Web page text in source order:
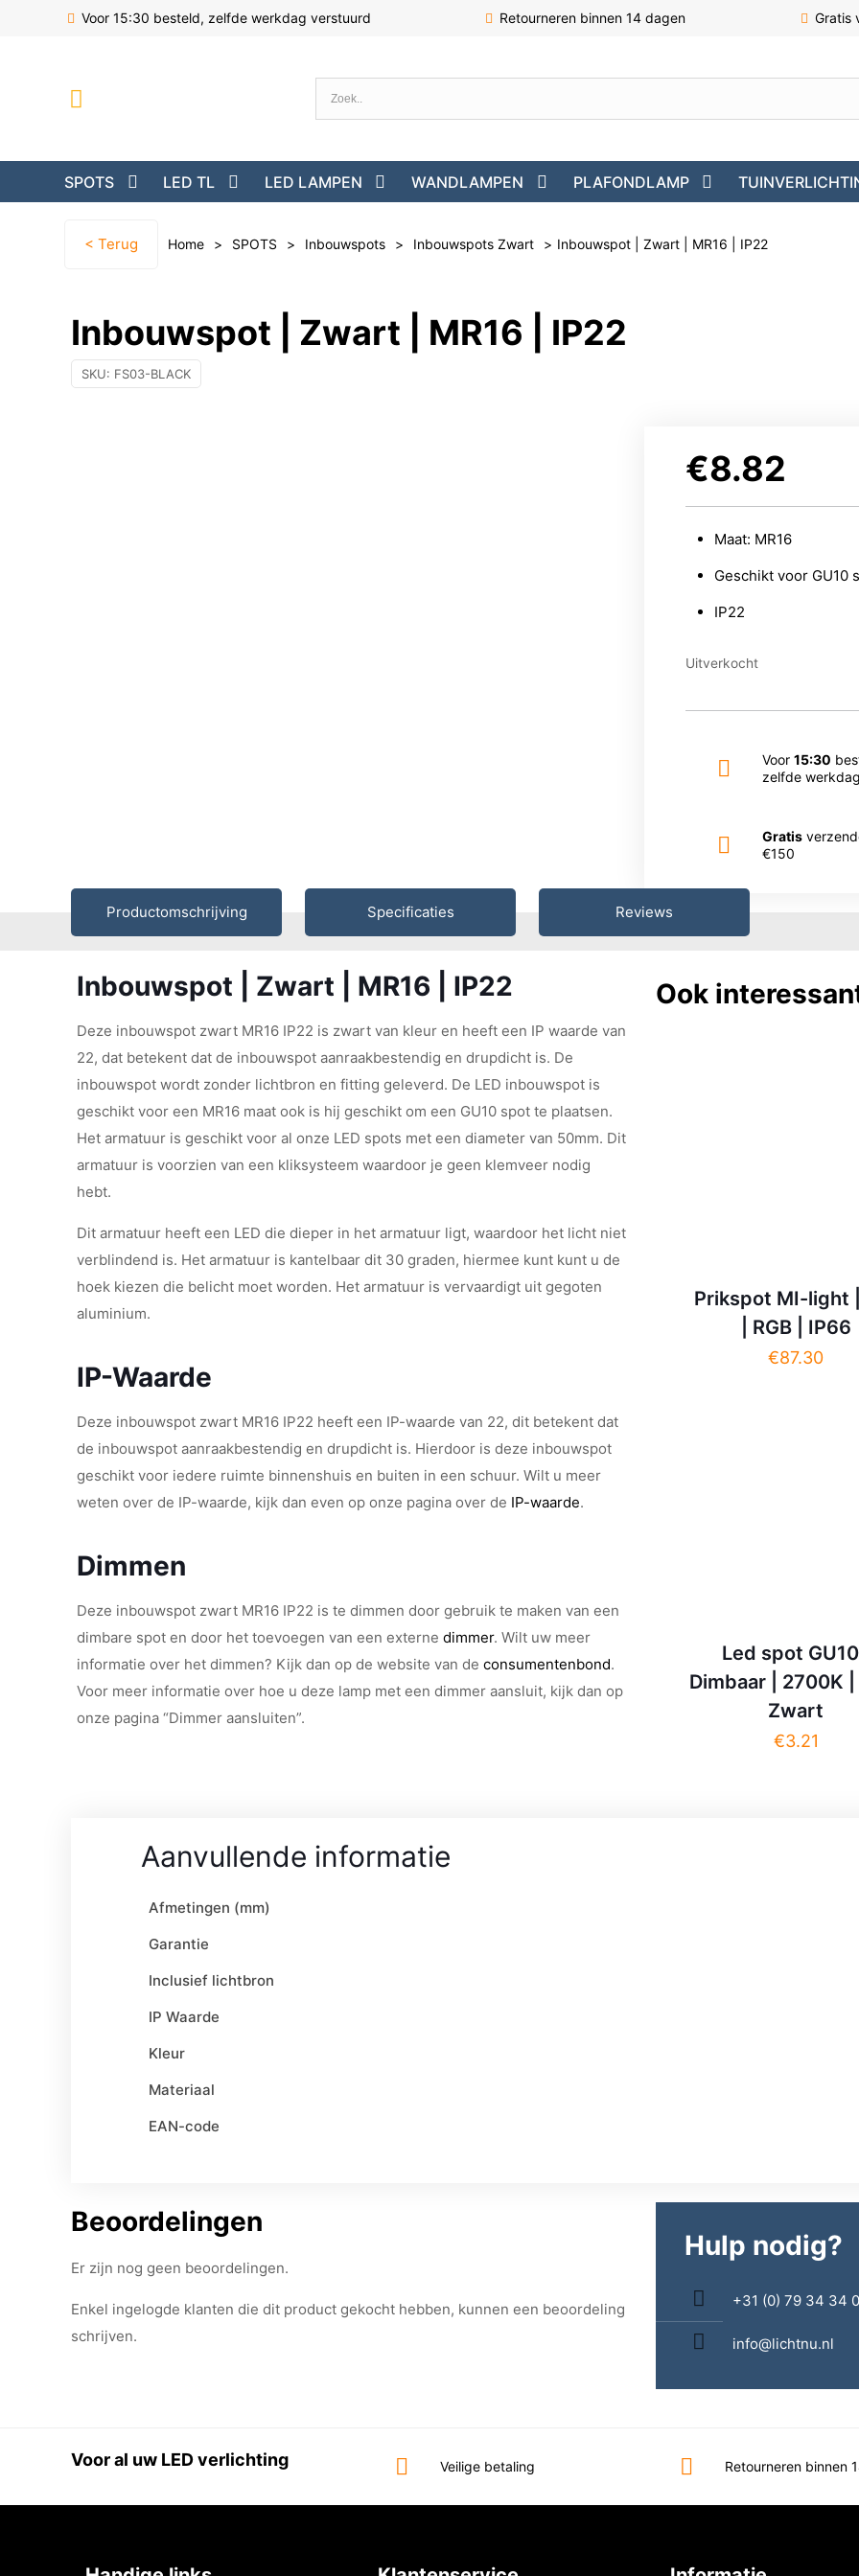
Voor 15:30 besteld, zelfde werkdag verstuurd Retourneren binnen 14 dagen Gratis
SPOTS LED TL LED LAMPEN WANDLAMPEN PLAFONDLAMP
< Terug Home > SPOTS > Inbouwspots > Inbouwspots Zwart > Inbouwspot | Zwart | MR16 | IP22
Inbouwspot | Zwart | MR16 | IP22
SKU: FS03-BLACK
€8.82
Maat: MR16
Geschikt voor GU10
IP22
Uitverkocht
Voor 15:30
zelfde
Gratis
€150
Productomschrijving Specificaties Reviews
Inbouwspot | Zwart | MR16 | IP22
Deze inbouwspot zwart MR16 IP22 is zwart van kleur en heeft een IP waarde van
22, dat betekent dat de inbouwspot aanraakbestendig en drupdicht is. De
inbouwspot wordt zonder lichtbron en fitting geleverd. De LED inbouwspot is
geschikt voor een MR16 maat ook is hij geschikt om een GU10 spot te plaatsen.
Het armatuur is geschikt voor al onze LED spots met een diameter van 50mm. Dit
armatuur is voorzien van een kliksysteem waardoor je geen klemveer nodig
hebt.
Dit armatuur heeft een LED die dieper in het armatuur ligt, waardoor het licht niet
verblindend is. Het armatuur is kantelbaar dit 30 graden, hiermee kunt kunt u de
hoek kiezen die belicht moet worden. Het armatuur is vervaardigt uit gegoten
aluminium.
IP-Waarde
Deze inbouwspot zwart MR16 IP22 heeft een IP-waarde van 22, dit betekent dat
de inbouwspot aanraakbestendig en drupdicht is. Hierdoor is deze inbouwspot
geschikt voor iedere ruimte binnenshuis en buiten in een schuur. Wilt u meer
weten over de IP-waarde, kijk dan even op onze pagina over de IP-waarde.
Dimmen
Deze inbouwspot zwart MR16 IP22 is te dimmen door gebruik te maken van een
dimbare spot en door het toevoegen van een externe dimmer. Wilt uw meer
informatie over het dimmen? Kijk dan op de website van de consumentenbond.
Voor meer informatie over hoe u deze lamp met een dimmer aansluit, kijk dan op
onze pagina “Dimmer aansluiten”.
Ook
Prikspot MI-light
| RGB | IP66
€87.30
Led spot
Dimbaar | 2700K
Zwart
€3.21
Aanvullende informatie
Afmetingen (mm)
Garantie
Inclusief lichtbron
IP Waarde
Kleur
Materiaal
EAN-code
Beoordelingen
Er zijn nog geen beoordelingen.
Enkel ingelogde klanten die dit product gekocht hebben, kunnen een beoordeling
schrijven.
Hulp nodig?
+31 (0) 79 34 34
info@lichtnu.nl
Voor al uw LED verlichting Veilige betaling Retourneren binnen